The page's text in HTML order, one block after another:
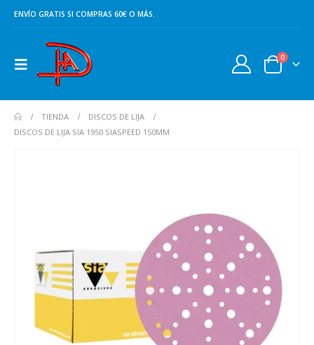
ENVÍO GRATIS SI COMPRAS 60€ O MÁS.
0
TIENDA
DISCOS DE LIJA
DISCOS DE LIJA SIA 1950 SIASPEED 150MM